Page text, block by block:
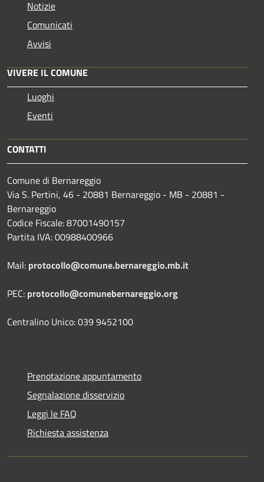
Notizie
Comunicati
Avvisi
VIVERE IL COMUNE
Luoghi
Eventi
CONTATTI
Comune di Bernareggio
Via S. Pertini, 46 - 20881 Bernareggio - MB - 20881 -
Bernareggio
Codice Fiscale: 87001490157
Partita IVA: 00988400966
Mail: protocollo@comune.bernareggio.mb.it
PEC: protocollo@comunebernareggio.org
Centralino Unico: 039 9452100
Prenotazione appuntamento
Segnalazione disservizio
Leggi le FAQ
Richiesta assistenza